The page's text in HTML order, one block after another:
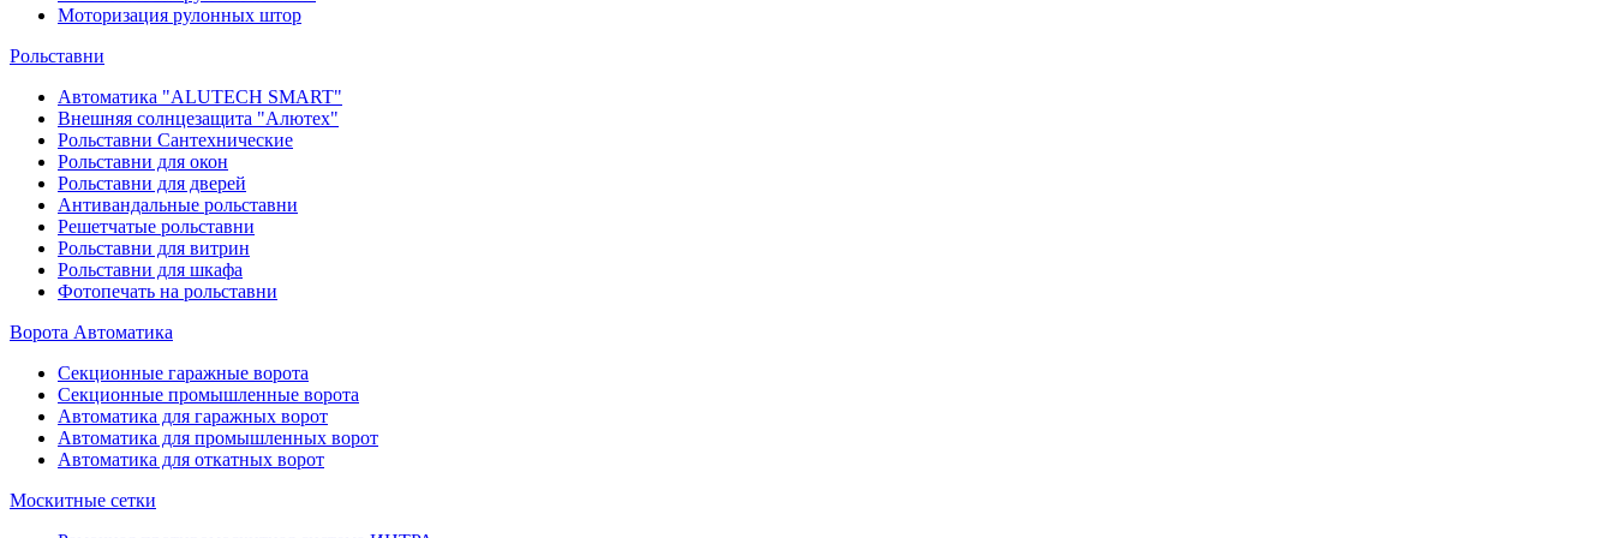
Моторизация рулонных штор
Рольставни
Автоматика "ALUTECH SMART"
Внешняя солнцезащита "Алютех"
Рольставни Сантехнические
Рольставни для окон
Рольставни для дверей
Антивандальные рольставни
Решетчатые рольставни
Рольставни для витрин
Рольставни для шкафа
Фотопечать на рольставни
Ворота Автоматика
Секционные гаражные ворота
Секционные промышленные ворота
Автоматика для гаражных ворот
Автоматика для промышленных ворот
Автоматика для откатных ворот
Москитные сетки